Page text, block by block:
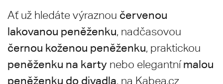
Ať už hledáte výraznou červenou
lakovanou peněženku, nadčasovou
černou koženou peněženku, praktickou
peněženku na karty nebo elegantnímalou
peněženku do divadla, na Kabea.cz